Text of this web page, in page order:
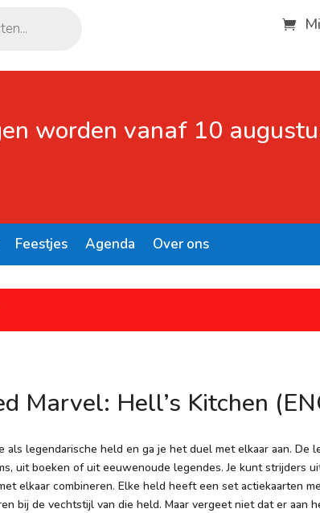
worden vanaf 10
Feestjes Agenda Over ons
Marvel: Hell’s Kitchen
als legendarische held en ga je het duel met elkaar aan. De
uit boeken of uit eeuwenoude legendes. Je kunt strijders
elkaar combineren. Elke held heeft een set actiekaarten
bij de vechtstijl van die held. Maar vergeet niet dat er aan